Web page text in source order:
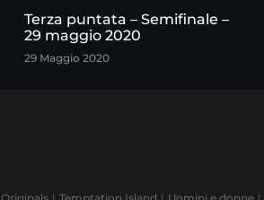
Terza puntata – Semifinale –
29 maggio 2020
29 Maggio 2020